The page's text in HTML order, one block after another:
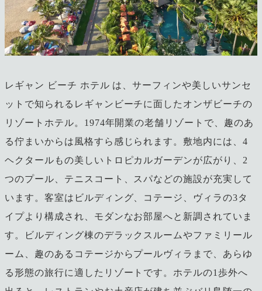
レギャン ビーチ ホテル は、サーフィンや美しいサンセ
ットで知られるレギャンビーチに面したオンザビーチの
リゾートホテル。1974年開業の老舗リゾートで、趣のあ
る佇まいからは風格すら感じられます。敷地内には、4
ヘクタールもの美しいトロピカルガーデンが広がり、2
つのプール、テニスコート、スパなどの施設が充実して
います。客室はビルディング、コテージ、ヴィラの3タ
イプより構成され、モダンなお部屋へと新調されていま
す。ビルディング棟のデラックスルームやファミリール
ーム、趣のあるコテージからプールヴィラまで、あらゆ
る形態の旅行に適したリゾートです。ホテルの1歩外へ